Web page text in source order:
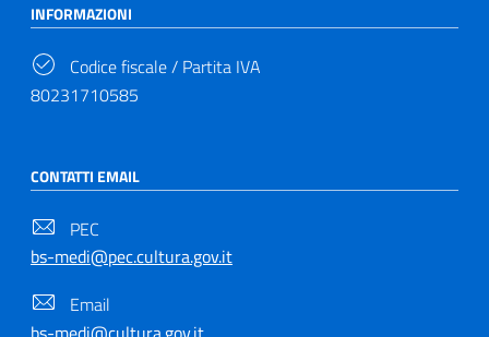
INFORMAZIONI
Codice fiscale / Partita IVA
80231710585
CONTATTI EMAIL
PEC
bs-medi@pec.cultura.gov.it
Email